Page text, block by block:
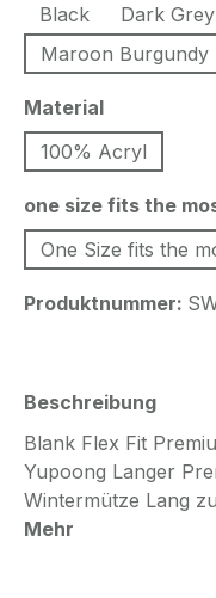
Black
Dark Grey
Maroon Burgundy
Materialauswählen
100% Acryl
one size fits the
One Size fits the
Produktnummer:
Beschreibung
Blank Flex Fit
Yupoong Langer
Wintermütze Lang
Mehr